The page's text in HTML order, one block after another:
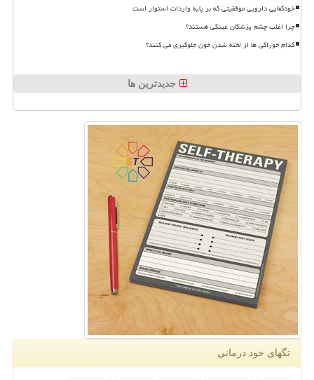
خودکفایی دارویی موفقیتی که بر پایه واردات استوار است
چرا اغلب چشم پزشکان عینکی هستند؟
کدام خوراکی ها از لخته شدن خون جلوگیری می کنند؟
جدیدترین ها
تگهای خود درمانی